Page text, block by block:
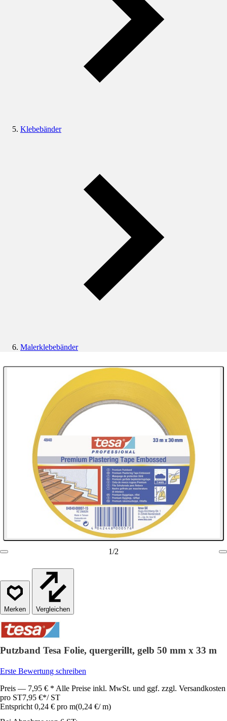
Klebebänder
Malerklebebänder
1/2
Vergleichen
Putzband Tesa Folie, quergerillt, gelb 50 mm x 33 m
Erste Bewertung schreiben
Preis — 7,95 € * Alle Preise inkl. MwSt. und ggf. zzgl. Versandkosten
pro ST7,95 €*/ ST
Entspricht 0,24 € pro m(0,24 €/ m)